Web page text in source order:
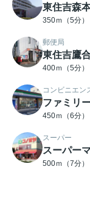
東住吉森
350ｍ（5分）
郵便局
東住吉鷹
400ｍ（5分）
コンビニエン
ファミリ
450ｍ（6分）
スーパー
スーパー
500ｍ（7分）